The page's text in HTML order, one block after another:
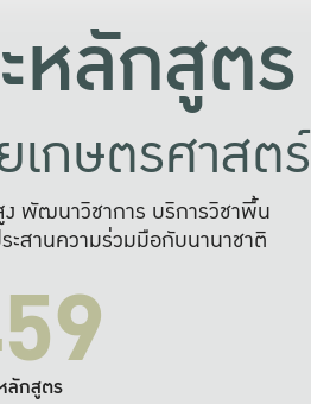
หลักสูตร
เกษตรศาสตร์
พัฒนาวิชาการ บริการวิชาพื้น
ะสานความร่วมมือกับนานาชาติ
ลักสูตร